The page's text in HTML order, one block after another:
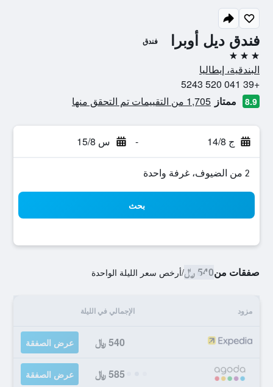
فندق ديل أوبرا فندق
3 نجوم
البندقية، إيطاليا
+39 041 520 5243
8.9 ممتاز 1,705 من التقييمات تم التحقق منها
ج 14/8 - س 15/8
2 من الضيوف، غرفة واحدة
بحث
صفقات من540 ﷼ /أرخص سعر الليلة الواحدة
مزود الإجمالي في الليلة
540 ﷼ عرض الصفقة
585 ﷼ عرض الصفقة